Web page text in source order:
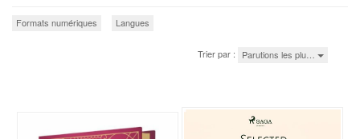
Formats numériques Langues
Trier par : Parutions les plu…